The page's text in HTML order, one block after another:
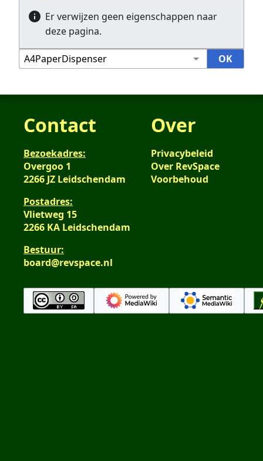
Er verwijzen geen eigenschappen naar
deze pagina.
Contact
Bezoekadres:
Overgoo 1
2266 JZ Leidschendam
Postadres:
Vlietweg 15
2266 KA Leidschendam
Bestuur:
board@revspace.nl
Over
Privacybeleid
Over RevSpace
Voorbehoud